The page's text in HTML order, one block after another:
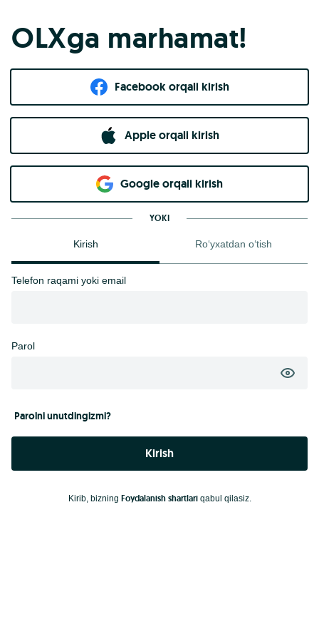
OLXga marhamat!
Facebook orqali kirish​
Apple orqali kirish
Goo​g​le orqali kirish
YOKI
Kirish Ro‘yxatdan o‘tish
Telefon raqami yoki email
Parol
Parolni unutdingizmi?
Kirish
Kirib, bizning Foydalanish shartlariqabul qilasiz.